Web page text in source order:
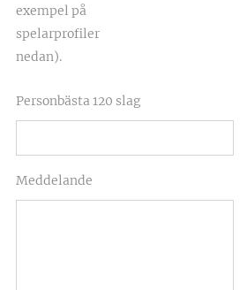
exempel på
spelarprofiler
nedan).
Personbästa 120 slag
Meddelande